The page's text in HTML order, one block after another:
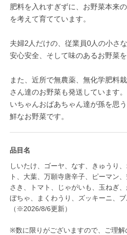
肥料を入れすぎずに、お野菜本来
を考えて育てています。
夫婦2人だけの、従業員0人の小さな
安心安全、そして味のあるお野菜を
また、近所で無農薬、無化学肥料
さん達のお野菜も発送しています
いちゃんおばあちゃん達が孫を思
鮮なお野菜です。
品目名
しいたけ、ゴーヤ、なす、きゅうり
ト、大葉、万願寺唐辛子、ピーマン
さき、トマト、じゃがいも、玉ねぎ
ぼちゃ、まくわうり、ズッキーニ、
（※2026/8/6更新）
※数に限りがございますので、ご理解